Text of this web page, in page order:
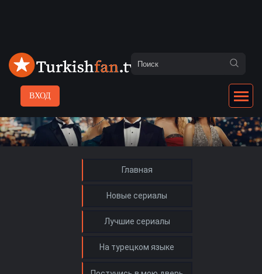
ВХОД
Главная
Новые сериалы
Лучшие сериалы
На турецком языке